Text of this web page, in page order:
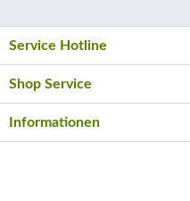
Service Hotline
Shop Service
Informationen